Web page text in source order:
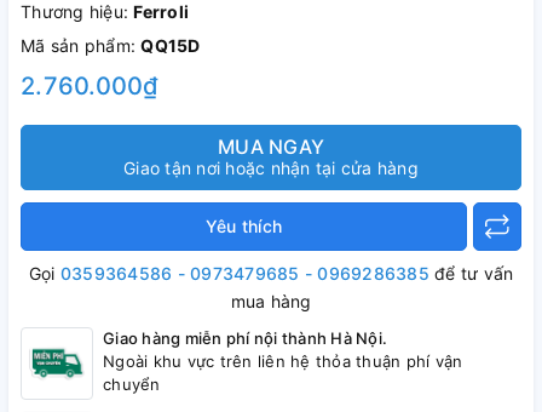
Thương hiệu:Ferroli
Mã sản phẩm:QQ15D
2.760.000₫
MUA NGAY
Giao tận nơi hoặc nhận tại cửa hàng
Yêu thích
Gọi 0359364586 - 0973479685 - 0969286385 để tư vấn
mua hàng
Giao hàng miễn phí nội thành Hà Nội.
Ngoài khu vực trên liên hệ thỏa thuận phí vận
chuyển